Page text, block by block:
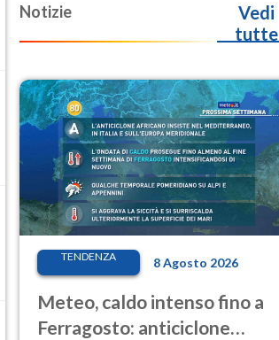
Notizie
Vedi
tutte
TENDENZA 8 Agosto 2026
Meteo, caldo intenso fino a
Ferragosto: anticiclone